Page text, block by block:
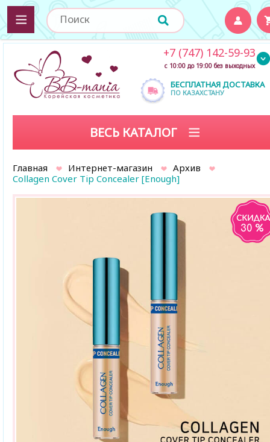
БЕСПЛАТНАЯ ДОСТАВКА
ПО КАЗАХСТАНУ
+7 (747) 142-59-93
с 10:00 до 19:00 без выходных
ВЕСЬ КАТАЛОГ
Главная Интернет-магазин
Архив
Collagen Cover Tip Concealer [Enough]
30 %